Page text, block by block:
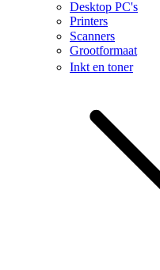
Desktop PC's
Printers
Scanners
Grootformaat
Inkt en toner